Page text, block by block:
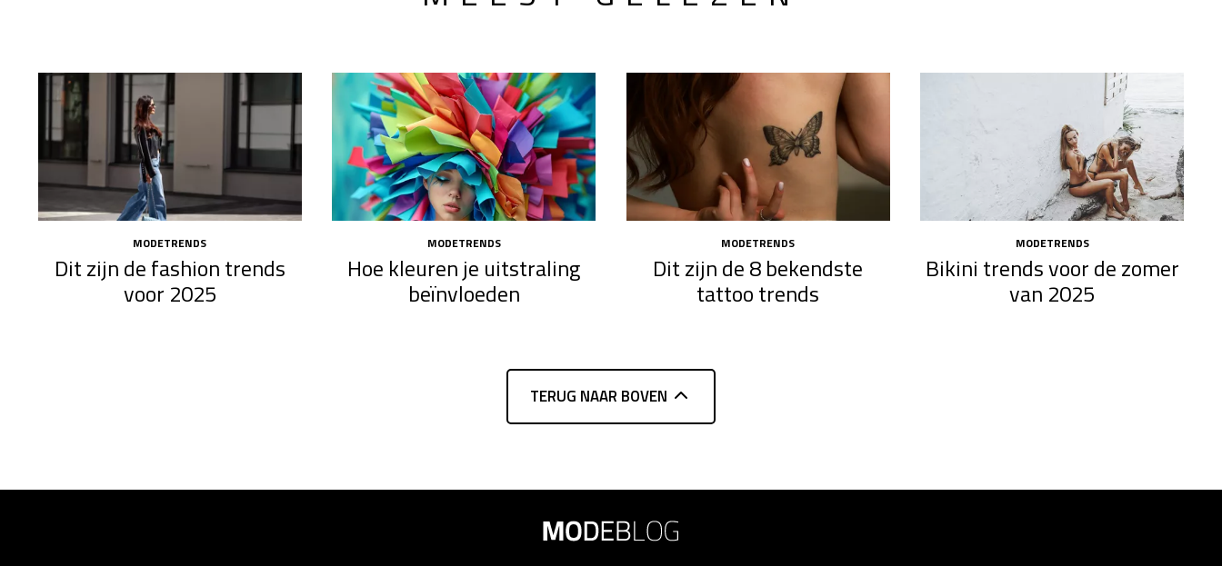
MODETRENDS
Dit zijn de fashion trends
voor 2025
MODETRENDS
Hoe kleuren je uitstraling
beïnvloeden
MODETRENDS
Dit zijn de 8 bekendste
tattoo trends
MODETRENDS
Bikini trends voor de zomer
van 2025
TERUG NAAR BOVEN